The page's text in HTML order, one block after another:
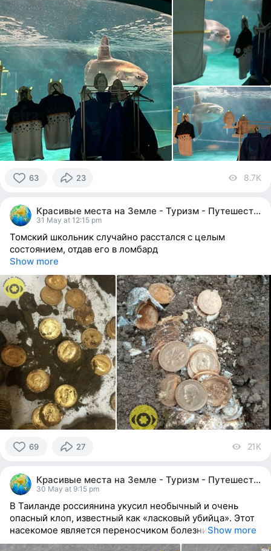
63
people
reacted
23 8.7K
Красивые места на Земле - Туризм - Путешествия
31 May at 12:15 pm
Томский школьник случайно расстался с целым
состоянием, отдав его в ломбард
Show more
69
people
reacted
27 21K
Красивые места на Земле - Туризм - Путешествия
30 May at 9:15 pm
В Таиланде россиянина укусил необычный и очень
опасный клоп, известный как «ласковый убийца». Этот
насекомое является переносчиком болезниShow more